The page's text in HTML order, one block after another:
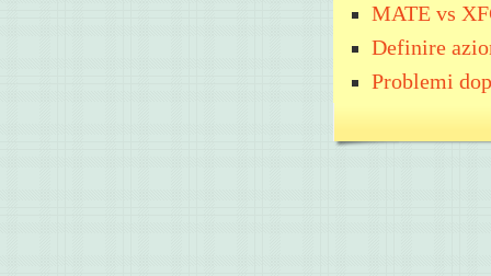
MATE vs
Definire
Problemi